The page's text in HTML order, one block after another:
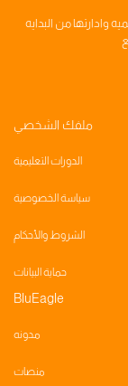
وادارتها من البدايه
ملفك الشخصي
الدورات التعليمية
سياسة الخصوصية
الشروط والأحكام
حماية البيانات
BluEagle
مدونه
منصات